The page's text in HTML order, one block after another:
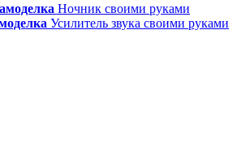
Ночник своими руками
Усилитель звука своими руками